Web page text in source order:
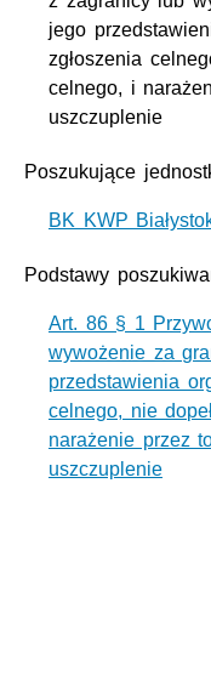
jego
zgłoszenia
celnego, i
uszczuplenie
Poszukujące
BK KWP
Podstawy
Art. 86 § 1
wywożenie za
przedstawienia
celnego, nie
narażenie przez
uszczuplenie